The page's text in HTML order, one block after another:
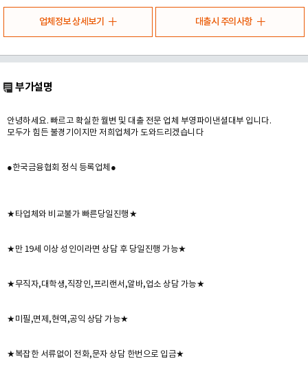
업체정보 상세보기 대출시 주의사항
부가설명
안녕하세요. 빠르고 확실한 월변 및 대출 전문 업체 부영파이낸셜대부 입니다.
모두가 힘든 불경기이지만 저희업체가 도와드리겠습니다
●한국금융협회 정식 등록업체●
★타업체와 비교불가 빠른당일진행★
★만 19세 이상 성인이라면 상담 후 당일진행 가능★
★무직자,대학생,직장인,프리랜서,알바,업소 상담 가능★
★미필,면제,현역,공익 상담 가능★
★복잡한 서류없이 전화,문자 상담 한번으로 입금★